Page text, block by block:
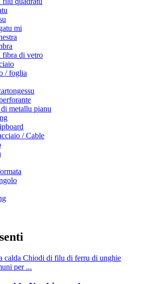
mi
fibra di vetro
/ foglia
metallu pianu
/ Cable